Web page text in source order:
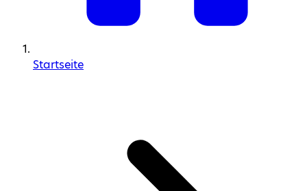
Startseite